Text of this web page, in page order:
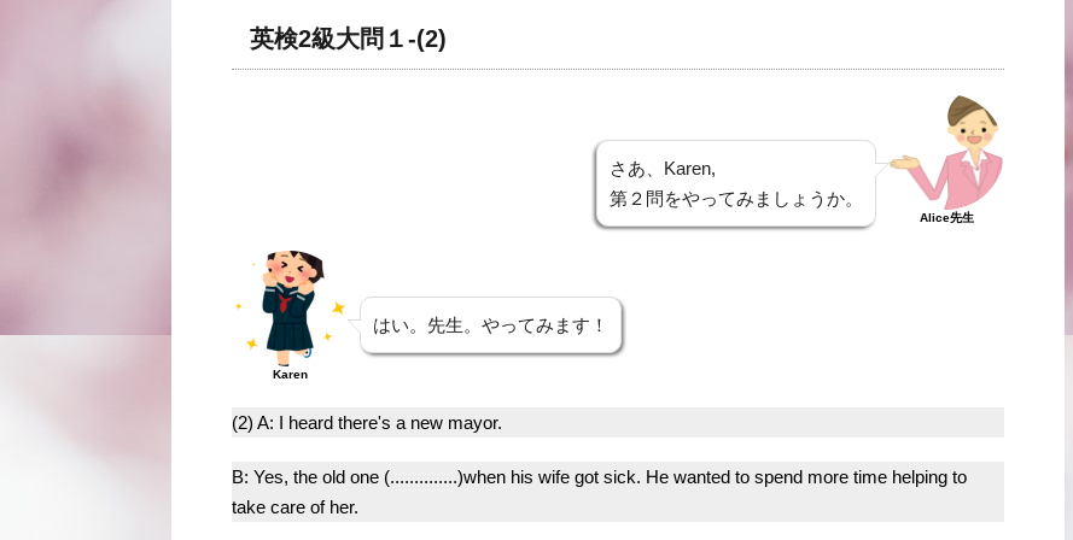
英検2級大問１-(2)
さあ、Karen,
第２問をやってみましょうか。
Alice先生
Karen
はい。先生。やってみます！
(2) A: I heard there's a new mayor.
B: Yes, the old one (..............)when his wife got sick. He wanted to spend more time helping to
take care of her.